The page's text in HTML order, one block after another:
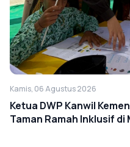
Kamis, 06 Agustus 2026
Ketua DWP Kanwil
Taman Ramah Inklusif di